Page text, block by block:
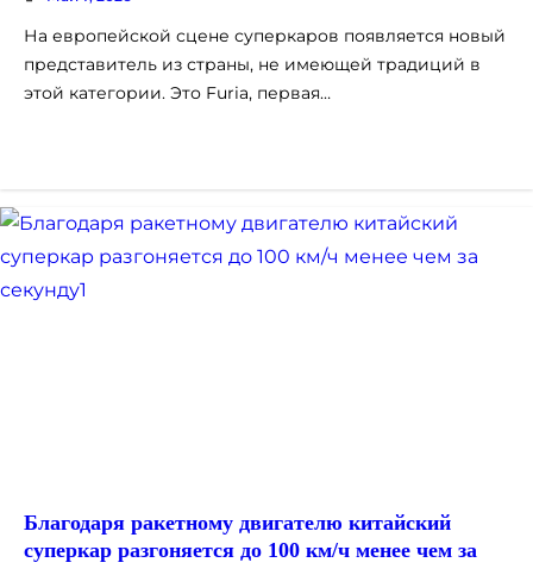
На европейской сцене суперкаров появляется новый
представитель из страны, не имеющей традиций в
этой категории. Это Furia, первая…
Благодаря ракетному двигателю китайский
суперкар разгоняется до 100 км/ч менее чем за